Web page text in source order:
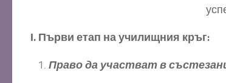
І. Първи етап на училищния кръг:
Право да участват в